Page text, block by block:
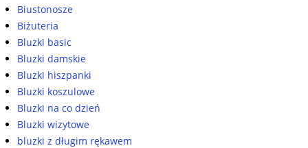
Biustonosze
Biżuteria
Bluzki basic
Bluzki damskie
Bluzki hiszpanki
Bluzki koszulowe
Bluzki na co dzień
Bluzki wizytowe
bluzki z długim rękawem